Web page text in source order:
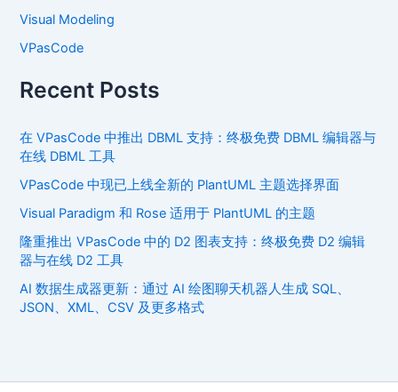
Visual Modeling
VPasCode
Recent Posts
在 VPasCode 中推出 DBML 支持：终极免费 DBML 编辑器与
在线 DBML 工具
VPasCode 中现已上线全新的 PlantUML 主题选择界面
Visual Paradigm 和 Rose 适用于 PlantUML 的主题
隆重推出 VPasCode 中的 D2 图表支持：终极免费 D2 编辑
器与在线 D2 工具
AI 数据生成器更新：通过 AI 绘图聊天机器人生成 SQL、
JSON、XML、CSV 及更多格式